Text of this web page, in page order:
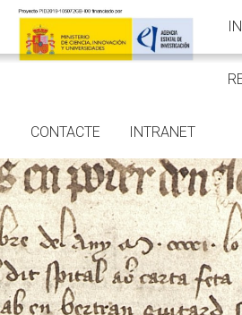
CONTACTE INTRANET